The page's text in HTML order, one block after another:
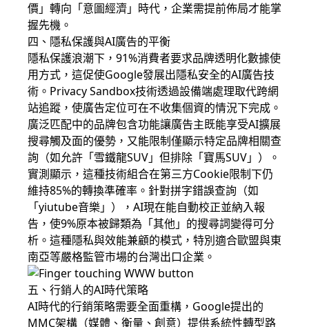
價」轉向「意圖經濟」時代，企業需提前佈局才能掌
握先機。
四、隱私保護與AI廣告的平衡
隱私保護浪潮下，91%消費者要求品牌透明化數據使
用方式，這促使Google發展出隱私安全的AI廣告技
術。Privacy Sandbox技術透過設備端處理取代跨網
站追蹤，使廣告定位可在不收集個資的情況下完成。
廣泛匹配中的品牌包含功能讓廣告主既能享受AI擴展
搜尋觸及面的優勢，又能限制僅顯示特定品牌相關查
詢（如允許「雪鐵龍SUV」但排除「寶馬SUV」）。
實測顯示，這種技術組合在第三方Cookie限制下仍
維持85%的轉換準確率。針對拼字錯誤查詢（如
「yiutube音樂」），AI現在能自動校正並納入報
告，使9%原本被歸類為「其他」的搜尋詞變得可分
析。這種隱私與效能兼顧的模式，特別適合歐盟與東
南亞等嚴格監管市場的台灣出口企業。
五、行銷人的AI時代策略
AI時代的行銷策略需要全面重構，Google提出的
MMC架構（媒體、衡量、創意）提供系統性轉型路